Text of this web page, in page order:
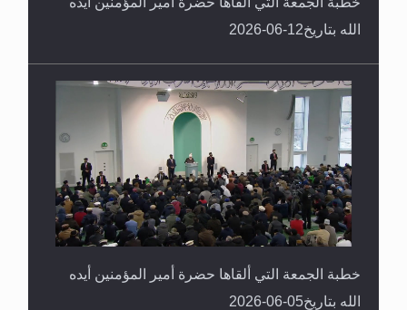
الله بتاريخ12-06-2026
خطبة الجمعة التي ألقاها حضرة أمير المؤمنين أيده
الله بتاريخ05-06-2026